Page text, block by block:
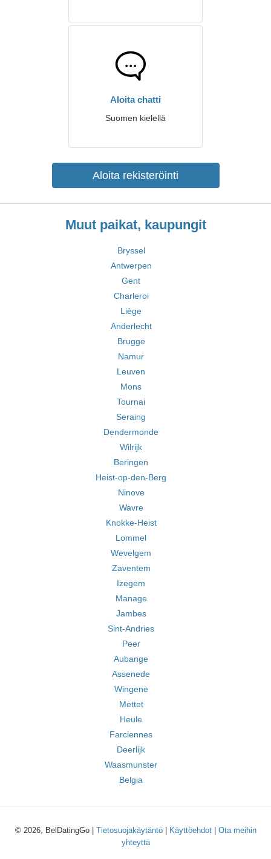
Aloita chatti
Suomen kielellä
Aloita rekisteröinti
Muut paikat, kaupungit
Bryssel
Antwerpen
Gent
Charleroi
Liège
Anderlecht
Brugge
Namur
Leuven
Mons
Tournai
Seraing
Dendermonde
Wilrijk
Beringen
Heist-op-den-Berg
Ninove
Wavre
Knokke-Heist
Lommel
Wevelgem
Zaventem
Izegem
Manage
Jambes
Sint-Andries
Peer
Aubange
Assenede
Wingene
Mettet
Heule
Farciennes
Deerlijk
Waasmunster
Belgia
© 2026, BelDatingGo | Tietosuojakäytäntö| Käyttöehdot| Ota meihin
yhteyttä